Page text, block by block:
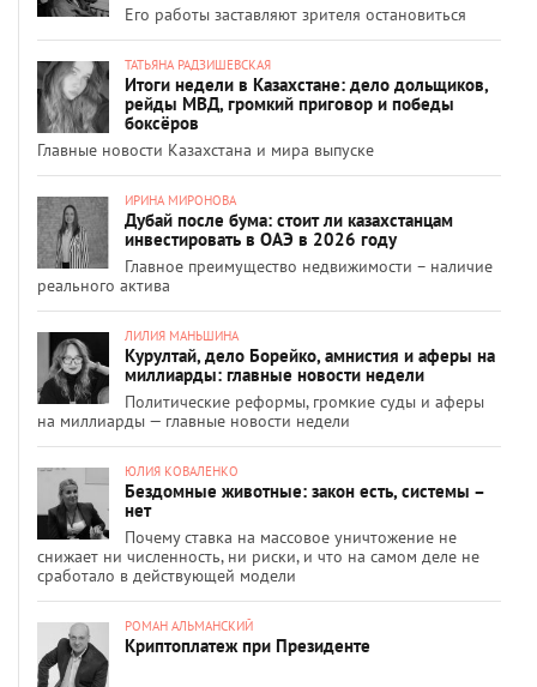
Его работы заставляют зрителя остановиться
ТАТЬЯНА РАДЗИШЕВСКАЯ
Итоги недели в Казахстане: дело дольщиков,
рейды МВД, громкий приговор и победы
боксёров
Главные новости Казахстана и мира выпуске
ИРИНА МИРОНОВА
Дубай после бума: стоит ли казахстанцам
инвестировать в ОАЭ в 2026 году
Главное преимущество недвижимости – наличие
реального актива
ЛИЛИЯ МАНЬШИНА
Курултай, дело Борейко, амнистия и аферы на
миллиарды: главные новости недели
Политические реформы, громкие суды и аферы
на миллиарды — главные новости недели
ЮЛИЯ КОВАЛЕНКО
Бездомные животные: закон есть, системы –
нет
Почему ставка на массовое уничтожение не
снижает ни численность, ни риски, и что на самом деле не
сработало в действующей модели
РОМАН АЛЬМАНСКИЙ
Криптоплатеж при Президенте